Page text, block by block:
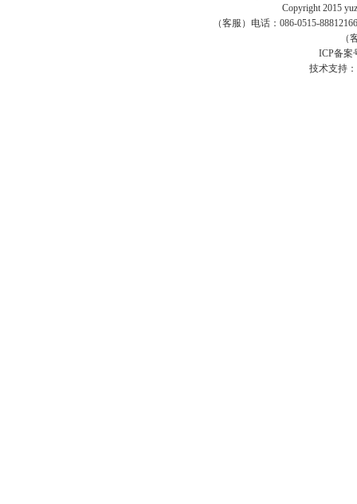
Copyright 2015
（客服）电话：086-0515-
（
ICP备案
技术支持：